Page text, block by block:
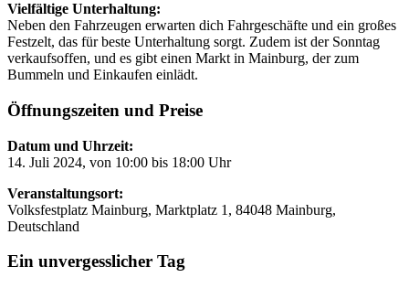
Vielfältige Unterhaltung:
Neben den Fahrzeugen erwarten dich Fahrgeschäfte und ein großes
Festzelt, das für beste Unterhaltung sorgt. Zudem ist der Sonntag
verkaufsoffen, und es gibt einen Markt in Mainburg, der zum
Bummeln und Einkaufen einlädt.
Öffnungszeiten und Preise
Datum und Uhrzeit:
14. Juli 2024, von 10:00 bis 18:00 Uhr
Veranstaltungsort:
Volksfestplatz Mainburg, Marktplatz 1, 84048 Mainburg,
Deutschland
Ein unvergesslicher Tag